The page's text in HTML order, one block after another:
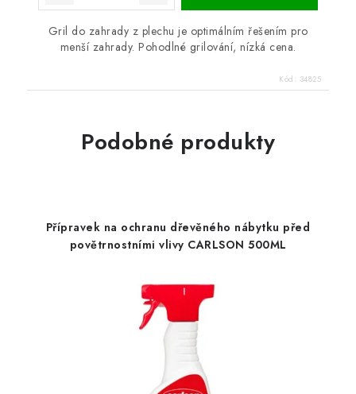
Gril do zahrady z plechu je optimálním řešením pro
menší zahrady. Pohodlné grilování, nízká cena.
Kód: 34825
Podobné produkty
Přípravek na ochranu dřevěného nábytku před
povětrnostními vlivy CARLSON 500ML